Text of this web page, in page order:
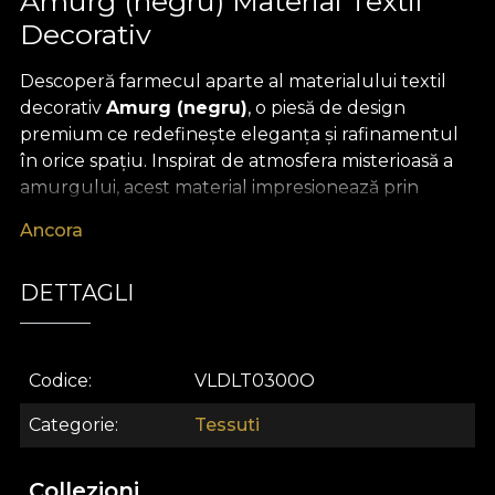
Decorativ
Descoperă farmecul aparte al materialului textil
decorativ Amurg (negru), o piesă de design
premium ce redefinește eleganța și rafinamentul
în orice spațiu. Inspirat de atmosfera misterioasă a
amurgului, acest material impresionează prin
în decor un aer artistic, profund și de neuitat.
de contemplare și lux discret, transformând orice
încăpere într-un adevărat statement vizual.
remarcă prin versatilitatea sa excepțională. Poate fi
folosit pentru a crea draperii impunătoare, tapițerii
elegante pentru mobilier, perne decorative cu
Ancora
DETTAGLI
Codice VLDLT0300O
Categorie Tessuti